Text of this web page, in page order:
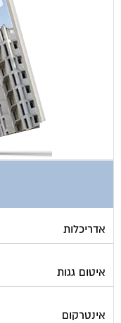
אדריכלות
איטום גגות
אינטרקום